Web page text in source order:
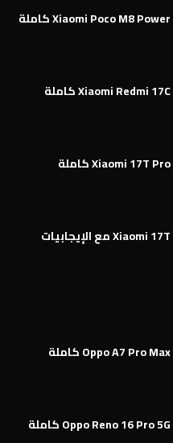
مواصفات هاتف Xiaomi 17T مع الإيجابيات